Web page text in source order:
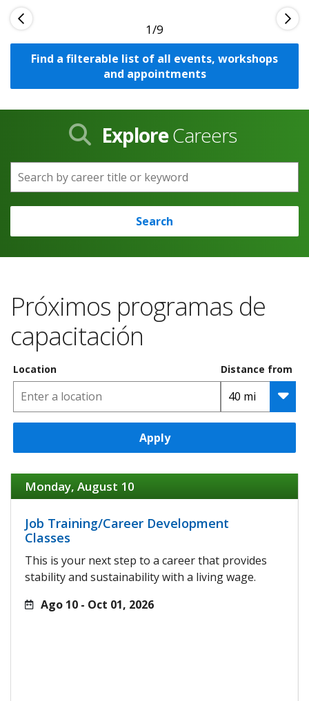
1
Find a filterable list of all events, workshops
and appointments
ExploreCareers
Search by career title or keyword
Search
Próximos programas de
capacitación
Location Distance from
Apply
Monday, August 10
Job Training/Career Development
Classes
This is your next step to a career that provides
stability and sustainability with a living wage.
Ago 10 - Oct 01, 2026